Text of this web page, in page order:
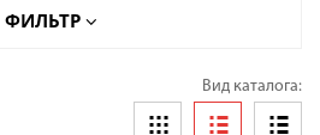
ФИЛЬТР
Вид каталога: